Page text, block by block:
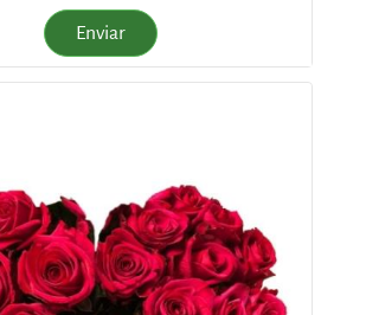
Enviar